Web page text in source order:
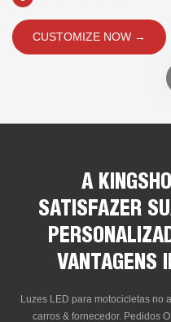
CUSTOMIZE NOW →
A
SATISFAZER
VANTAGENS
Luzes LED para motocicletas no
carros & fornecedor. Pedidos